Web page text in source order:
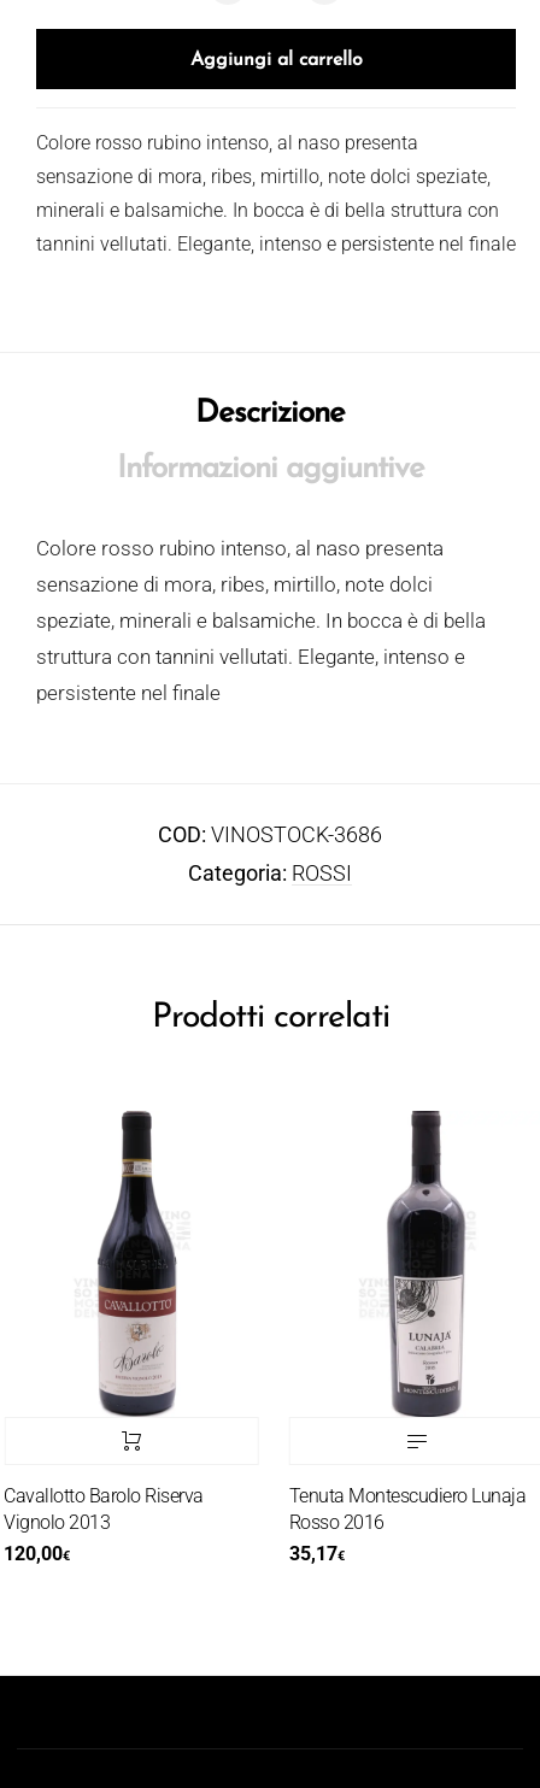
Aggiungi al carrello
Colore rosso rubino intenso, al naso presenta
sensazione di mora, ribes, mirtillo, note dolci speziate,
minerali e balsamiche. In bocca è di bella struttura con
tannini vellutati. Elegante, intenso e persistente nel finale
Descrizione
Informazioni aggiuntive
Colore rosso rubino intenso, al naso presenta
sensazione di mora, ribes, mirtillo, note dolci
speziate, minerali e balsamiche. In bocca è di bella
struttura con tannini vellutati. Elegante, intenso e
persistente nel finale
COD: VINOSTOCK-3686
Categoria: ROSSI
Prodotti correlati
Barolo Riserva
2013
€
Tenuta Montescudiero Lunaja
Rosso 2016
35,17 €